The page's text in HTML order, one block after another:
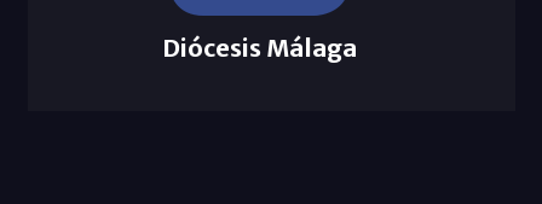
Diócesis Málaga